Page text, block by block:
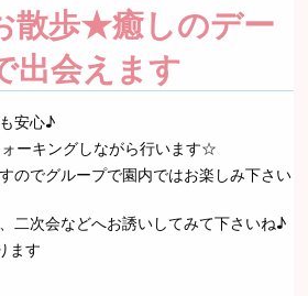
散歩★癒しのデー
出会えます
安心♪
ーキングしながら行います☆
のでグループで園内ではお楽しみ下さい
二次会などへお誘いしてみて下さいね♪
ます